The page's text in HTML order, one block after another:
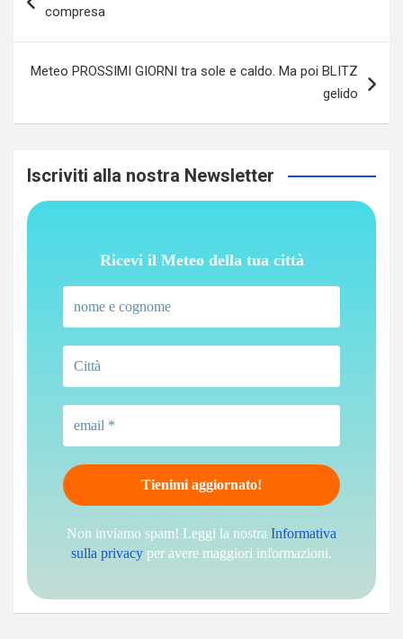
compresa
Meteo PROSSIMI GIORNI tra sole e caldo. Ma poi BLITZ
gelido
Iscriviti alla nostra Newsletter
Ricevi il Meteo della tua città
Non inviamo spam! Leggi la nostra Informativa
sulla privacy per avere maggiori informazioni.